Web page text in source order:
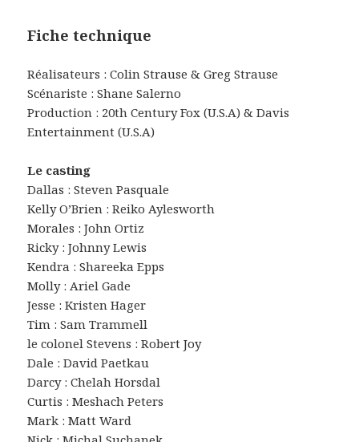
Fiche technique
Réalisateurs : Colin Strause & Greg Strause
Scénariste : Shane Salerno
Production : 20th Century Fox (U.S.A) & Davis
Entertainment (U.S.A)
Le casting
Dallas : Steven Pasquale
Kelly O’Brien : Reiko Aylesworth
Morales : John Ortiz
Ricky : Johnny Lewis
Kendra : Shareeka Epps
Molly : Ariel Gade
Jesse : Kristen Hager
Tim : Sam Trammell
le colonel Stevens : Robert Joy
Dale : David Paetkau
Darcy : Chelah Horsdal
Curtis : Meshach Peters
Mark : Matt Ward